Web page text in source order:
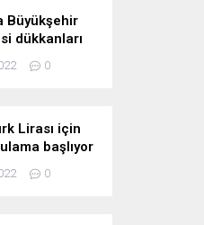
Büyükşehir
dükkanları
0
Lirası için
başlıyor
0